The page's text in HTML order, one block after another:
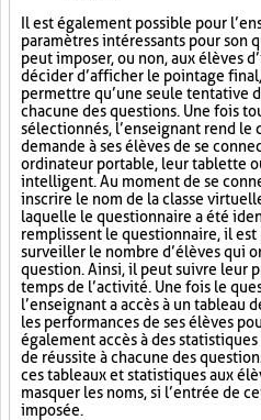
Il est également possible pour
paramètres intéressants pour son
peut imposer, ou non, aux élèves
décider d’afficher le pointage
permettre qu’une seule tentative
chacune des questions. Une fois
sélectionnés, l’enseignant rend
demande à ses élèves de se
ordinateur portable, leur tablette
intelligent. Au moment de se
inscrire le nom de la classe
laquelle le questionnaire a été
remplissent le questionnaire, il est
surveiller le nombre d’élèves qui
question. Ainsi, il peut suivre leur
temps de l’activité. Une fois le
l’enseignant a accès à un tableau
les performances de ses élèves
également accès à des
de réussite à chacune des
ces tableaux et statistiques aux
masquer les noms, si l’entrée de
imposée.